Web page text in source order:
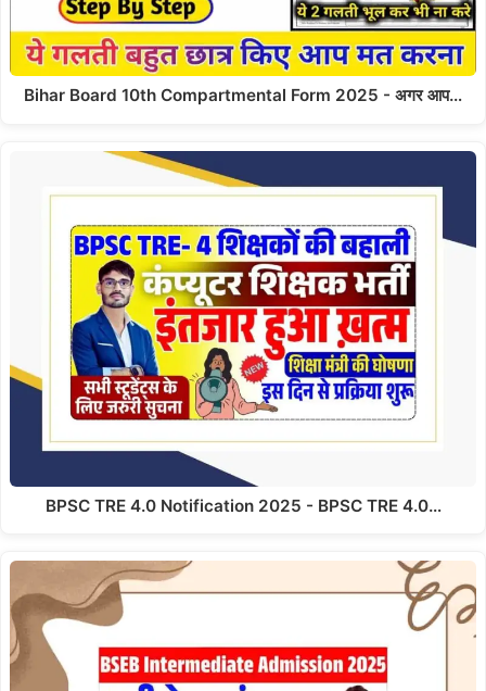
Bihar Board 10th Compartmental Form 2025 - अगर आप…
BPSC TRE 4.0 Notification 2025 - BPSC TRE 4.0…